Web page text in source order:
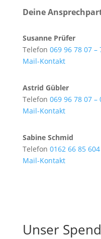
Deine
Susanne Prüfer
Telefon 069 96 78 07 –
Mail-Kontakt
Astrid Gübler
Telefon 069 96 78 07 –
Mail-Kontakt
Sabine Schmid
Telefon 0162 66 85 604
Mail-Kontakt
Unser